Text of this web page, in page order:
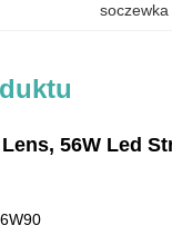
soczewka
56W Led